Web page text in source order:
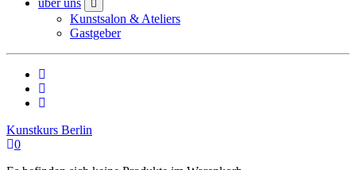
über uns
Kunstsalon & Ateliers
Gastgeber
Kunstkurs Berlin
0